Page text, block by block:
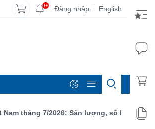
9+ Đăng nhập | English
tháng 7/2026: Sản lượng, số lượng đơn